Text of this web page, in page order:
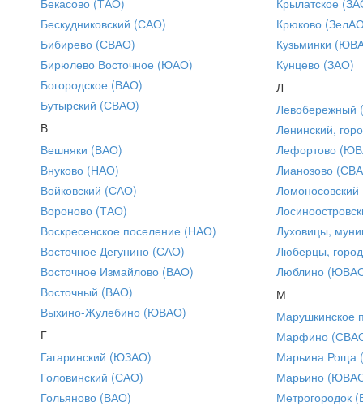
Бескудниковский (САО)
Бибирево (СВАО)
Бирюлево Восточное (ЮАО)
Богородское (ВАО)
Бутырский (СВАО)
В
Вешняки (ВАО)
Внуково (НАО)
Войковский (САО)
Вороново (ТАО)
Воскресенское поселение (НАО)
Восточное Дегунино (САО)
Восточное Измайлово (ВАО)
Восточный (ВАО)
Выхино-Жулебино (ЮВАО)
Г
Гагаринский (ЮЗАО)
Головинский (САО)
Гольяново (ВАО)
Крюково
Кузьминки
Кунцево (ЗАО)
Л
Ленинский,
Лефортово
Лианозово
Луховицы,
Люберцы,
Люблино
М
Марушкинское
Марфино
Марьина Роща
Марьино
Метрогородок